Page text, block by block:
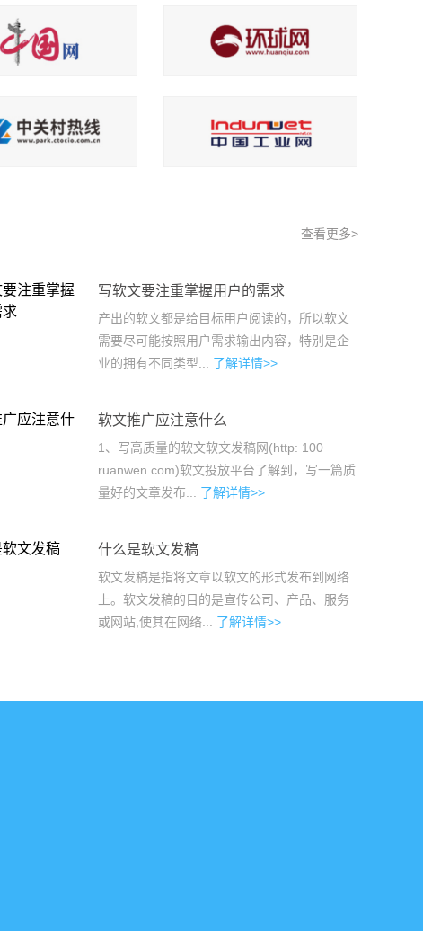
查看更多>
写软文要注重掌握用户的需求
产出的软文都是给目标用户阅读的，所以软文
需要尽可能按照用户需求输出内容，特别是企
业的拥有不同类型... 了解详情>>
软文推广应注意什么
1、写高质量的软文软文发稿网(http: 100
ruanwen com)软文投放平台了解到，写一篇质
量好的文章发布... 了解详情>>
什么是软文发稿
软文发稿是指将文章以软文的形式发布到网络
上。软文发稿的目的是宣传公司、产品、服务
或网站,使其在网络... 了解详情>>